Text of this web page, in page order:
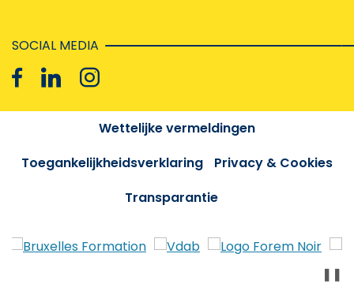
SOCIAL MEDIA
Wettelijke vermeldingen
Toegankelijkheidsverklaring
Privacy & Cookies
Transparantie
❚❚